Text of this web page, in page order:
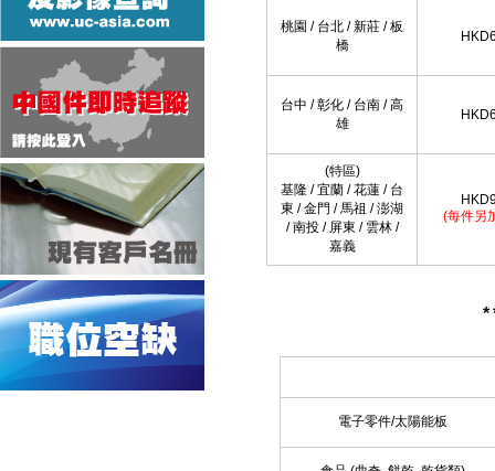
桃園 / 台北 / 新莊 / 板
橋
台中 / 彰化 / 台南 / 高
雄
(特區)
基隆 / 宜蘭 / 花蓮 / 台
東 / 金門 / 馬祖 / 澎湖
/ 南投 / 屏東 / 雲林 /
嘉義
(每件另
電子零件/太陽能板